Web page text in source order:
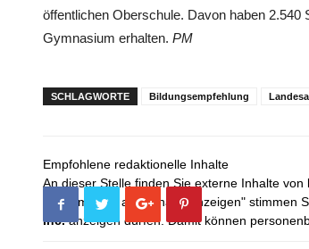
öffentlichen Oberschule. Davon haben
Gymnasium erhalten. PM
SCHLAGWORTE Bildungsempfehlung
Empfohlene redaktionelle Inhalte
An dieser Stelle finden Sie externe Inhalte von
Mit dem Klick auf "Inhalte anzeigen" stimmen
Inc.anzeigen dürfen. Damit können